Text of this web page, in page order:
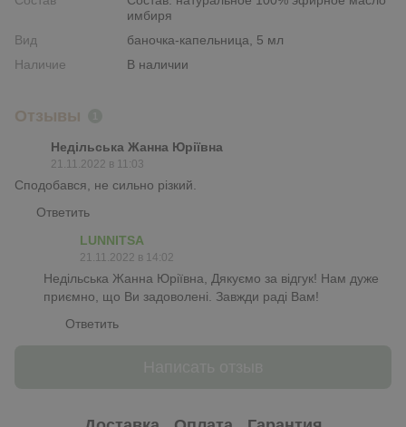
имбиря
Вид
баночка-капельница, 5 мл
Наличие
В наличии
Отзывы
Недільська Жанна Юріївна
21.11.2022 в 11:03
Сподобався, не сильно різкий.
Ответить
LUNNITSA
21.11.2022 в 14:02
Недільська Жанна Юріївна, Дякуємо за відгук! Нам дуже
приємно, що Ви задоволені. Завжди раді Вам!
Ответить